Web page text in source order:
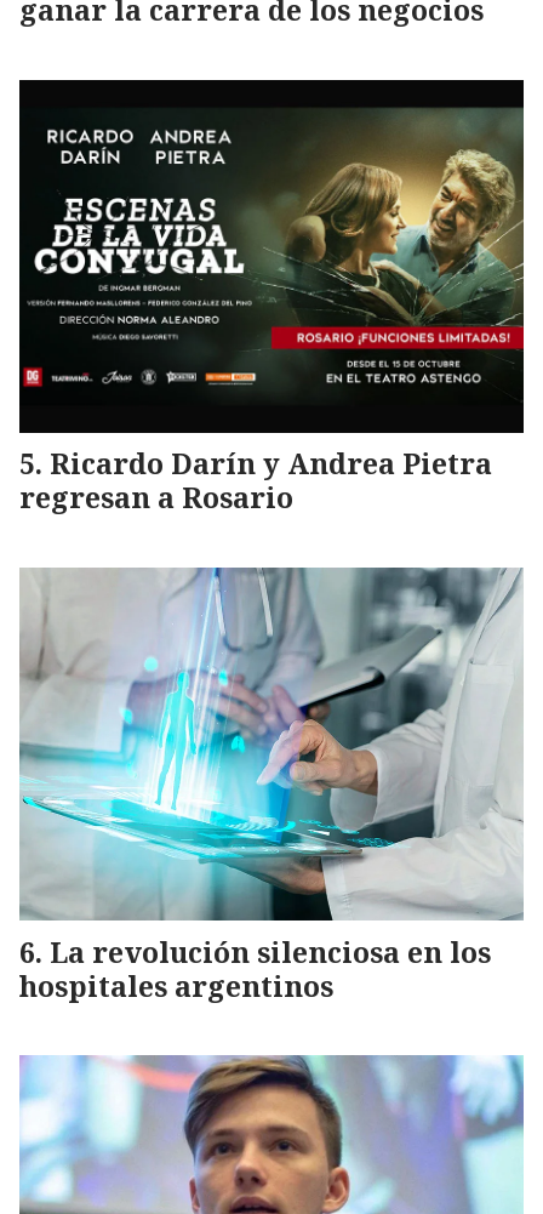
ganar la carrera de los negocios
Ricardo Darín y Andrea Pietra
regresan a Rosario
La revolución silenciosa en los
hospitales argentinos